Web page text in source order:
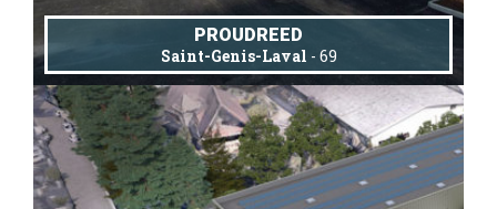
PROUDREED
Saint-Genis-Laval - 69